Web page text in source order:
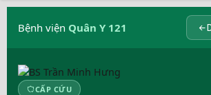
Bệnh viện Quân Y 121
CẤP CỨU